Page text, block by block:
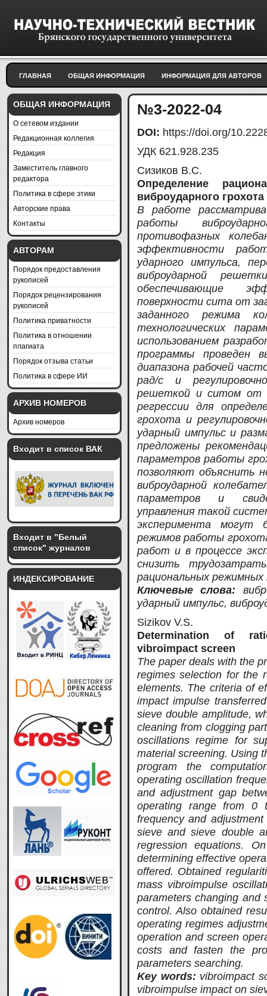
ГЛАВНАЯ ОБЩАЯ ИНФОРМАЦИЯ ИНФОРМАЦИЯ ДЛЯ АВТОРОВ
ОБЩАЯ ИНФОРМАЦИЯ
О сетевом издании
Редакционная коллегия
Редакция
Заместитель главного
редактора
Политика в сфере этики
Авторские права
Контакты
АВТОРАМ
Порядок предоставления
рукописей
Порядок рецензирования
рукописей
Политика приватности
Политика в отношении
плагиата
Порядок отзыва статьи
Политика в сфере ИИ
АРХИВ НОМЕРОВ
Архив номеров
Входит в список ВАК
Входит в "Белый
список" журналов
ИНДЕКСИРОВАНИЕ
№3-2022-04
DOI: https://doi.org/
УДК 621.928.235
Сизиков В.С.
Определениe
виброударного грохота
В работе
работы
противофазных
эффективности
ударного импульса,
виброударной
обеспечивающие
поверхности сита от
заданного режима
технологических
использованием
программы проведен
диапазона рабочей
рад/с и
решеткой и ситом от
регрессии для
грохота и
ударный импульс и
предложены
параметров работы
позволяют объяснить
виброударной
параметров и
управления такой
эксперимента могут
режимов работы
работ и в процессе
снизить
рациональных
Ключевые слова:
ударный импульс,
Sizikov V.S.
Determination of
vibroimpact screen
The paper deals with the
regimes selection for the
elements. The criteria of
impact impulse
sieve double amplitude,
cleaning from clogging
oscillations regime for
material screening. Using
program the
operating oscillation
and adjustment gap
operating range from 0
frequency and
sieve and sieve double
regression equations.
determining effective
offered. Obtained
mass vibroimpulse
parameters changing and
control. Also obtained
operating regimes
operation and screen
costs and fasten the
parameters searching.
Key words: vibroimpact
vibroimpulse impact on